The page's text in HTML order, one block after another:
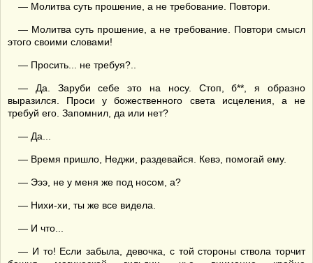
— Молитва суть прошение, а не требование. Повтори.
— Молитва суть прошение, а не требование. Повтори смысл
этого своими словами!
— Просить... не требуя?..
— Да. Заруби себе это на носу. Стоп, б**, я образно
выразился. Проси у божественного света исцеления, а не
требуй его. Запомнил, да или нет?
— Да...
— Время пришло, Неджи, раздевайся. Кевэ, помогай ему.
— Эээ, не у меня же под носом, а?
— Нихи-хи, ты же все видела.
— И что...
— И то! Если забыла, девочка, с той стороны ствола торчит